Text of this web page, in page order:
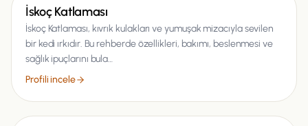
Kedi
İskoç Katlaması
İskoç Katlaması, kıvrık kulakları ve yumuşak mizacıyla sevilen
bir kedi ırkıdır. Bu rehberde özellikleri, bakımı, beslenmesi ve
sağlık ipuçlarını bula…
Profili incele